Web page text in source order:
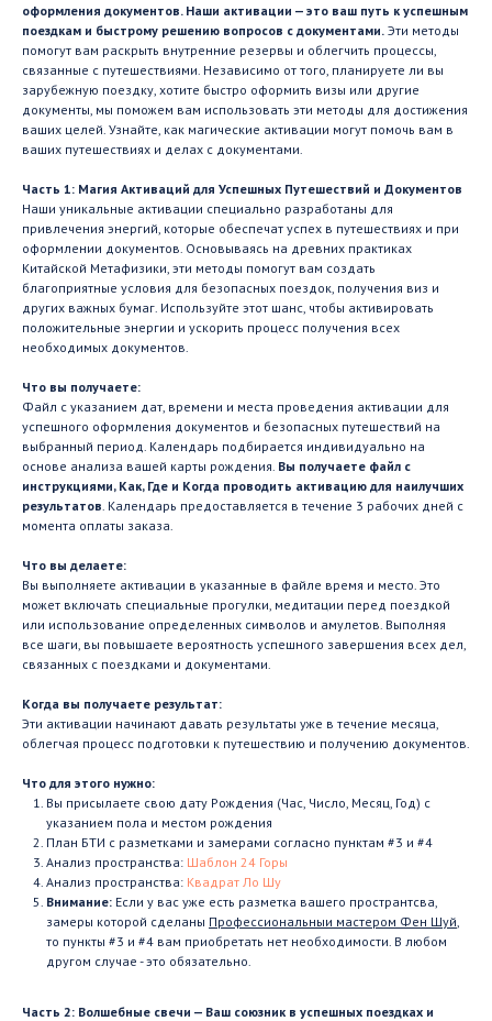
оформления документов. Наши активации — это ваш путь к успешным
поездкам и быстрому решению вопросов с документами. Эти методы
помогут вам раскрыть внутренние резервы и облегчить процессы,
связанные с путешествиями. Независимо от того, планируете ли вы
зарубежную поездку, хотите быстро оформить визы или другие
документы, мы поможем вам использовать эти методы для достижения
ваших целей. Узнайте, как магические активации могут помочь вам в
ваших путешествиях и делах с документами.
Часть 1: Магия Активаций для Успешных Путешествий и Документов
Наши уникальные активации специально разработаны для
привлечения энергий, которые обеспечат успех в путешествиях и при
оформлении документов. Основываясь на древних практиках
Китайской Метафизики, эти методы помогут вам создать
благоприятные условия для безопасных поездок, получения виз и
других важных бумаг. Используйте этот шанс, чтобы активировать
положительные энергии и ускорить процесс получения всех
необходимых документов.
Что вы получаете:
Файл с указанием дат, времени и места проведения активации для
успешного оформления документов и безопасных путешествий на
выбранный период. Календарь подбирается индивидуально на
основе анализа вашей карты рождения. Вы получаете файл с
инструкциями, Как, Где и Когда проводить активацию для наилучших
результатов . Календарь предоставляется в течение 3 рабочих дней с
момента оплаты заказа.
Что вы делаете:
Вы выполняете активации в указанные в файле время и место. Это
может включать специальные прогулки, медитации перед поездкой
или использование определенных символов и амулетов. Выполняя
все шаги, вы повышаете вероятность успешного завершения всех дел,
связанных с поездками и документами.
Когда вы получаете результат:
Эти активации начинают давать результаты уже в течение месяца,
облегчая процесс подготовки к путешествию и получению документов.
Что для этого нужно:
Вы присылаете свою дату Рождения (Час, Число, Месяц, Год) с
указанием пола и местом рождения
План БТИ с разметками и замерами согласно пунктам #3 и #4
Анализ пространства: Шаблон 24 Горы
Анализ пространства: Квадрат Ло Шу
Внимание: Если у вас уже есть разметка вашего пространтсва,
замеры которой сделаны Профессиональныи мастером Фен Шуй
то пункты #3 и #4 вам приобретать нет необходимости. В любом
другом случае - это обязательно.
Часть 2: Волшебные свечи — Ваш союзник в успешных поездках и